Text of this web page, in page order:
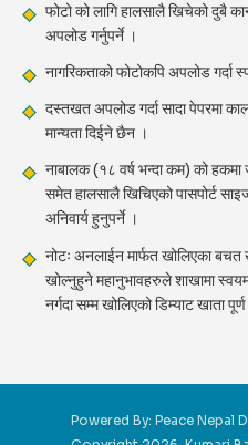
फोटो को लागि हालसालै खिचेको दुबै
अपलोड गर्नुपर्ने ।
नागरिकताको फोटोकपि अपलोड गर्दा
दस्तखत अपलोड गर्दा सादा पेपरमा
मान्यता दिईने छैन ।
नाबालक (१८ वर्ष भन्दा कम) को हकमा
समेत हालसालै खिचिएको पासपोर्ट
अनिवार्य हुनुपर्ने ।
नोटः अनलाईन मार्फत खोलिएका
खोल्नुहुने महानुभावहरुले शाखामा
नर्गदा सम्म खोलिएको डिम्याट खाता
Powered By: Peace Nepal